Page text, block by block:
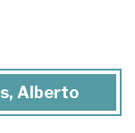
Alberto